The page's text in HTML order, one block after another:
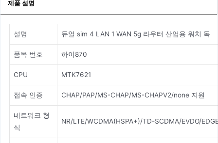
제품 설명
설명 듀얼 sim 4 LAN 1 WAN 5g 라우터 산업용 워치 독
품목 번호 하이870
CPU MTK7621
접속 인증 CHAP/PAP/MS-CHAP/MS-CHAPV2/none 지원
네트워크 형
식
NR/LTE/WCDMA(HSPA+)/TD-SCDMA/EVDO/